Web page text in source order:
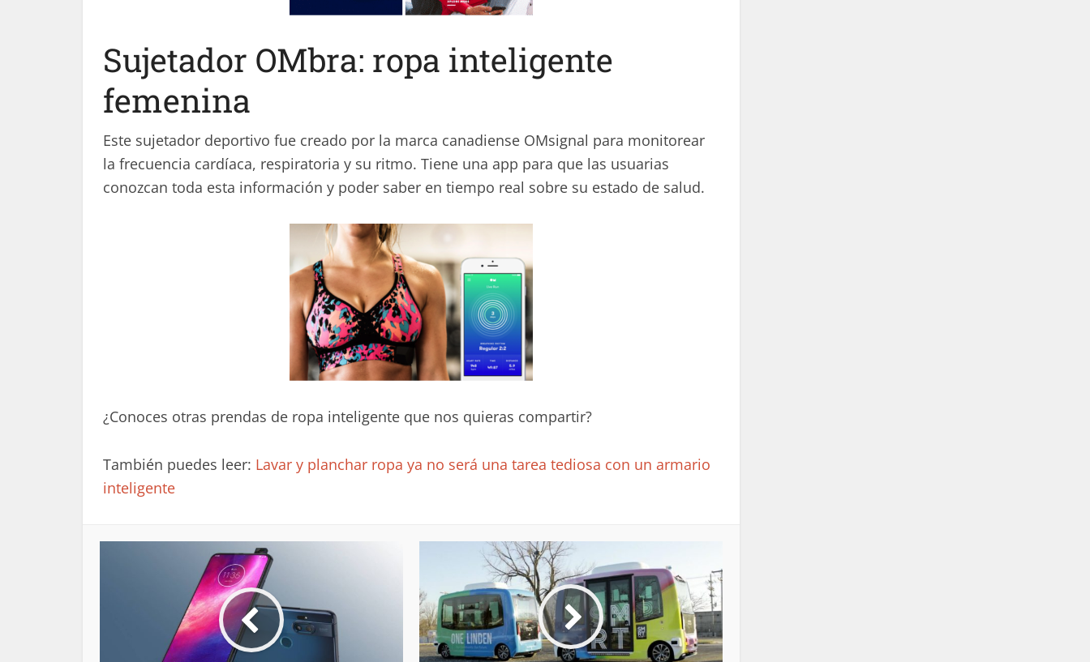
Sujetador OMbra: ropa inteligente
femenina
Este sujetador deportivo fue creado por la marca canadiense OMsignal para monitorear
la frecuencia cardíaca, respiratoria y su ritmo. Tiene una app para que las usuarias
conozcan toda esta información y poder saber en tiempo real sobre su estado de salud.
¿Conoces otras prendas de ropa inteligente que nos quieras compartir?
También puedes leer: Lavar y planchar ropa ya no será una tarea tediosa con un armario
inteligente